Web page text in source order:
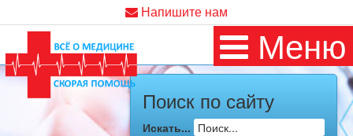
Напишите нам
Меню
Поиск по сайту
Искать...